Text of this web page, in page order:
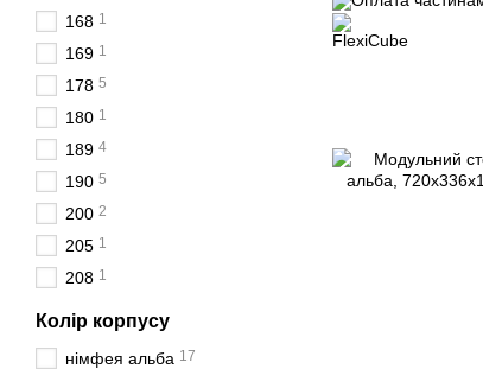
168 1
169 1
178 5
180 1
189 4
190 5
200 2
205 1
208 1
Колір корпусу
німфея альба 17